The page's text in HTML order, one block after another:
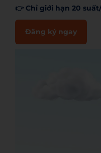
👉 Chỉ giới hạn 20
Đăng ký ngay